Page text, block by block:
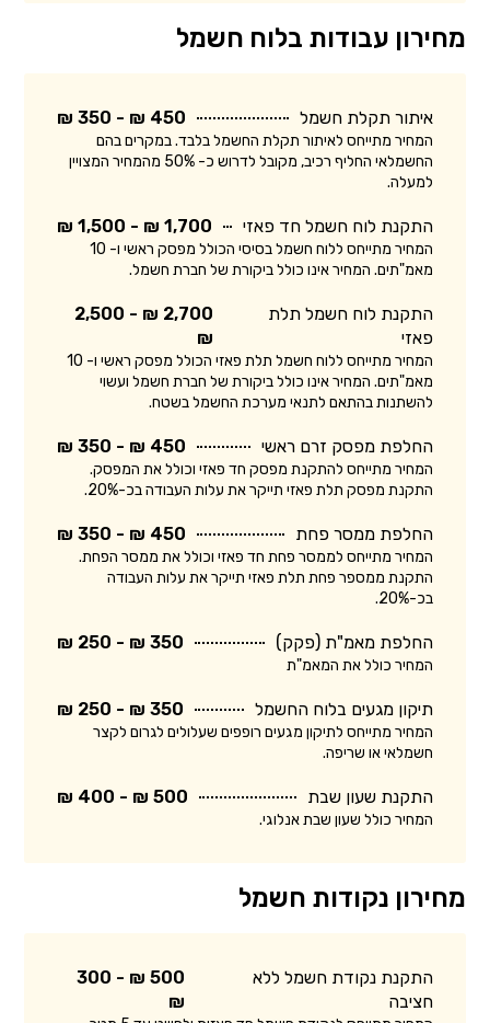
מחירון עבודות בלוח חשמל
איתור תקלת חשמל 450 ₪ - 350 ₪
המחיר מתייחס לאיתור תקלת החשמל בלבד. במקרים בהם
החשמלאי החליף רכיב, מקובל לדרוש כ- 50% מהמחיר המצויין
למעלה.
התקנת לוח חשמל חד פאזי 1,700 ₪ - 1,500 ₪
המחיר מתייחס ללוח חשמל בסיסי הכולל מפסק ראשי ו- 10
מאמ"תים. המחיר אינו כולל ביקורת של חברת חשמל.
התקנת לוח חשמל תלת
פאזי
2,700 ₪ - 2,500
₪
המחיר מתייחס ללוח חשמל תלת פאזי הכולל מפסק ראשי ו- 10
מאמ"תים. המחיר אינו כולל ביקורת של חברת חשמל ועשוי
להשתנות בהתאם לתנאי מערכת החשמל בשטח.
החלפת מפסק זרם ראשי 450 ₪ - 350 ₪
המחיר מתייחס להתקנת מפסק חד פאזי וכולל את המפסק.
התקנת מפסק תלת פאזי תייקר את עלות העבודה בכ-20%.
החלפת ממסר פחת 450 ₪ - 350 ₪
המחיר מתייחס לממסר פחת חד פאזי וכולל את ממסר הפחת.
התקנת ממספר פחת תלת פאזי תייקר את עלות העבודה
בכ-20%.
החלפת מאמ"ת (פקק) 350 ₪ - 250 ₪
המחיר כולל את המאמ"ת
תיקון מגעים בלוח החשמל 350 ₪ - 250 ₪
המחיר מתייחס לתיקון מגעים רופפים שעלולים לגרום לקצר
חשמלאי או שריפה.
התקנת שעון שבת 500 ₪ - 400 ₪
המחיר כולל שעון שבת אנלוגי.
מחירון נקודות חשמל
התקנת נקודת חשמל ללא
חציבה
500 ₪ - 300
₪